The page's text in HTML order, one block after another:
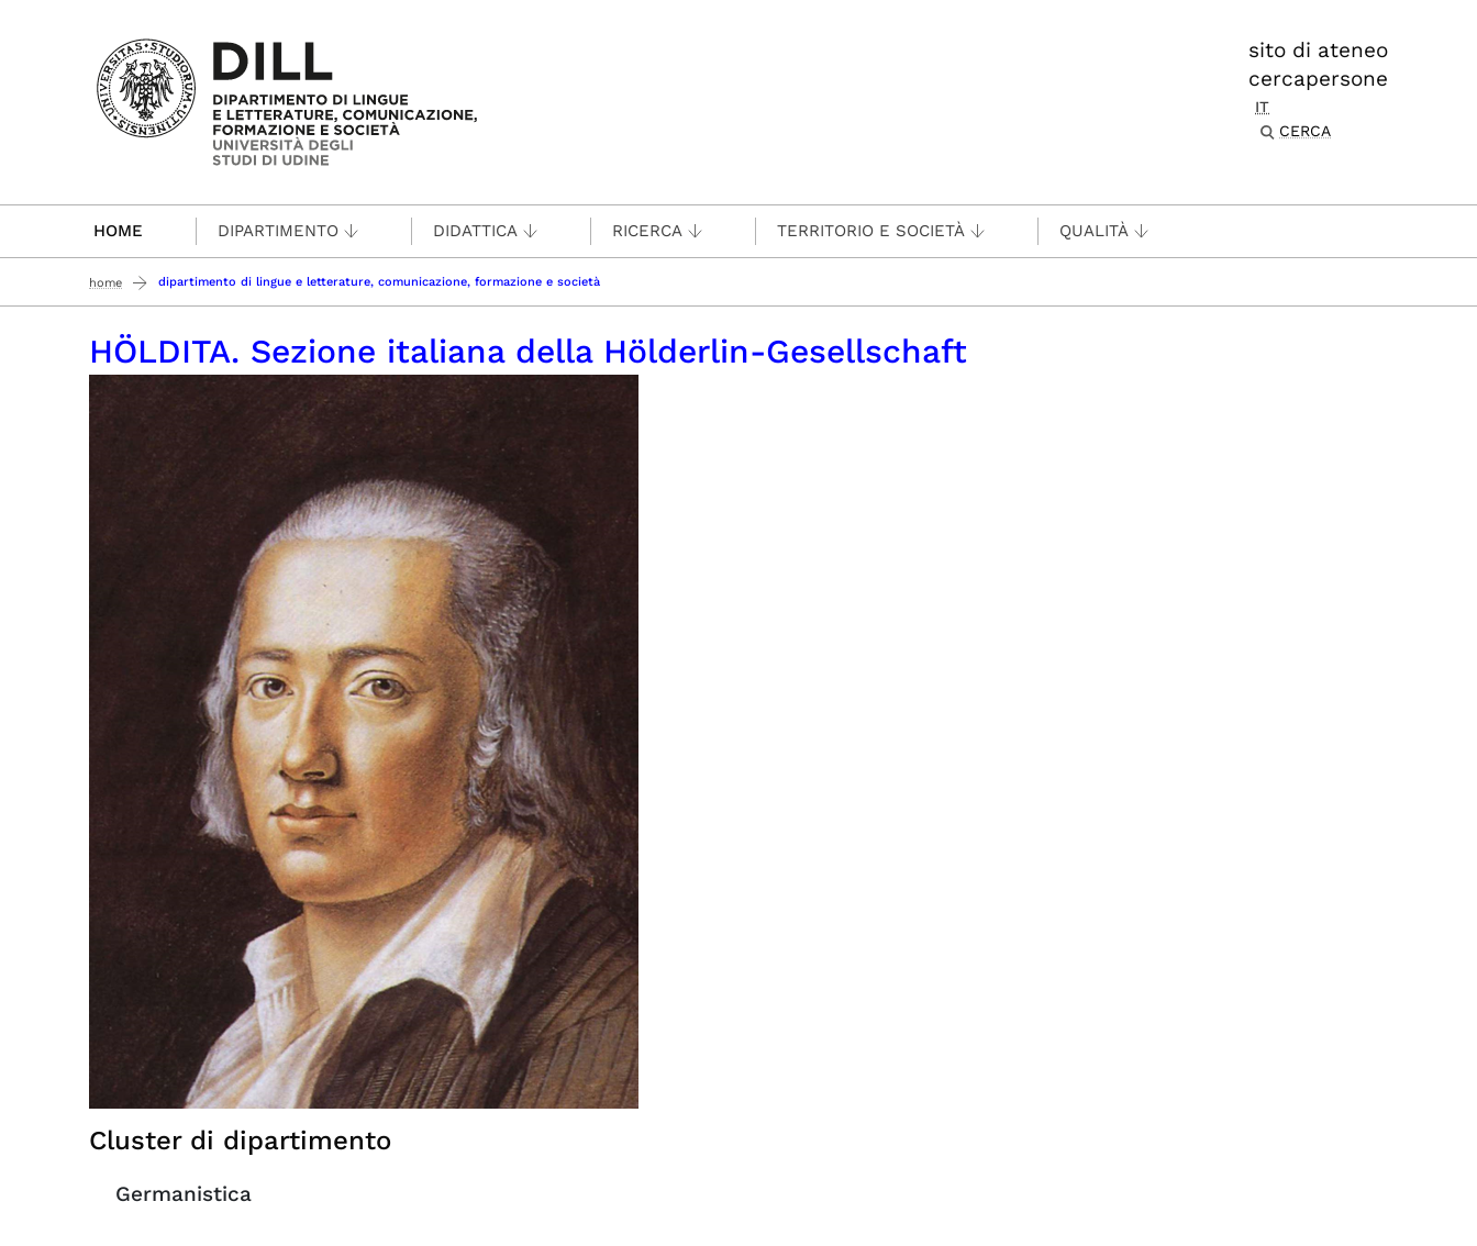
Passa al contenuto principale
sito di ateneo
cercapersone
IT
CERCA
HOME DIPARTIMENTO DIDATTICA RICERCA TERRITORIO E SOCIETÀ QUALITÀ
home dipartimento di lingue e letterature, comunicazione, formazione e società
HÖLDITA. Sezione italiana della Hölderlin-Gesellschaft
Cluster di dipartimento
Germanistica